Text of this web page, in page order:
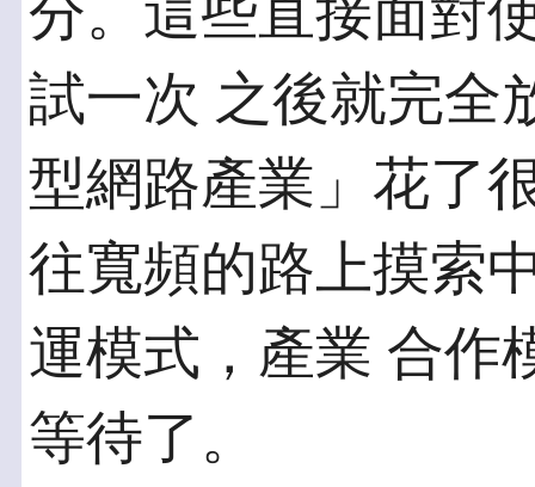
分。這些直接面對
試一次 之後就完全
型網路產業」花了
往寬頻的路上摸索
運模式，產業 合作
等待了。